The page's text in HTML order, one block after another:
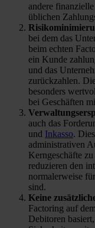
andere
üblichen
bei dem das
beim echten
ein Kunde
und das
zurückzahlen.
besonders
bei Geschäften
auch das
und Inkasso.
administrativen
Kerngeschäfte
reduzieren den
normalerweise
sind.
Keine
Factoring auf
Debitoren